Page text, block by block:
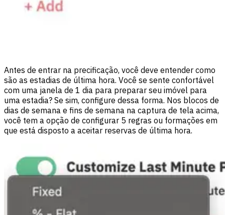
Antes de entrar na precificação, você deve entender como
são as estadias de última hora. Você se sente confortável
com uma janela de 1 dia para preparar seu imóvel para
uma estadia? Se sim, configure dessa forma. Nos blocos de
dias de semana e fins de semana na captura de tela acima,
você tem a opção de configurar 5 regras ou formações em
que está disposto a aceitar reservas de última hora.